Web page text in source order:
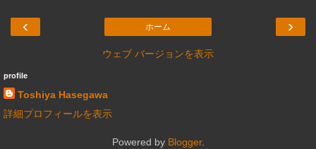
‹ ›
ホーム
ウェブ バージョンを表示
profile
Toshiya Hasegawa
詳細プロフィールを表示
Powered by Blogger.